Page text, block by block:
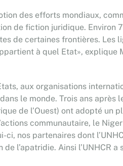
des efforts mondiaux,
de fiction juridique.
de certaines frontières. Les
à quel Etat», explique
aux organisations
le monde. Trois ans
de l’Ouest) ont adopté un
communautaire, le
nos partenaires dont
l’apatridie. Ainsi l’UNHCR